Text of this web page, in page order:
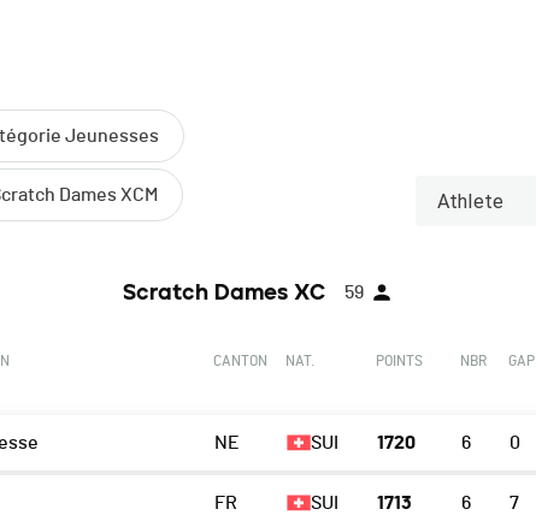
Jeunesses
Dames XCM Athlete
Scratch Dames XC 59
CANTON NAT. POINTS NBR GAP
NE SUI 1720 6 0
FR SUI 1713 6 7